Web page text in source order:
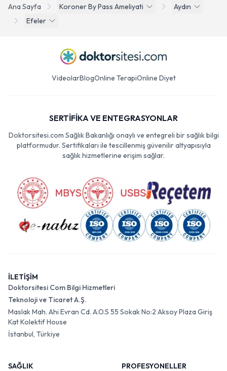
Ana Sayfa Koroner By Pass Ameliyati
Aydın
Efeler
VideolarBlogOnline TerapiOnline Diyet
SERTİFİKA VE ENTEGRASYONLAR
Doktorsitesi.com Sağlık Bakanlığı onaylı ve entegreli bir sağlık bilgi
platformudur. Sertifikaları ile tescillenmiş güvenilir altyapısıyla
sağlık hizmetlerine erişim sağlar.
İLETİŞİM
Doktorsitesi Com Bilgi Hizmetleri
Teknoloji ve Ticaret A.Ş.
Maslak Mah. Ahi Evran Cd. A.O.S 55 Sokak No:2 Aksoy Plaza Giriş
Kat Kolektif House
İstanbul, Türkiye
SAĞLIK
PROFESYONELLER